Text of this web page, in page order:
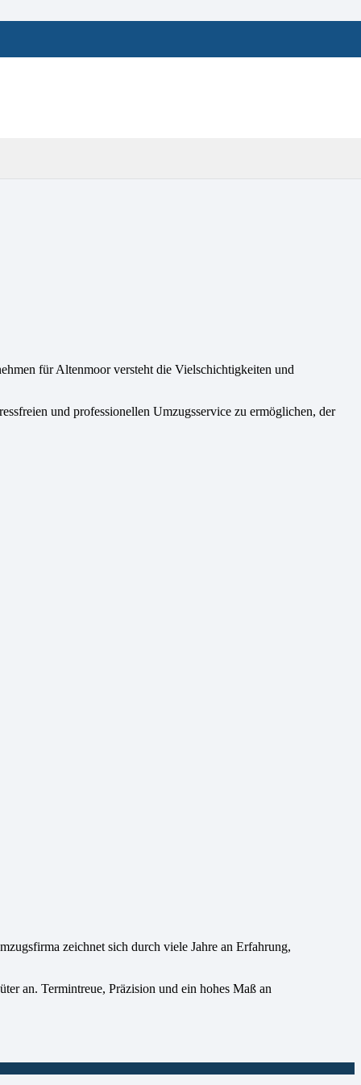
für Altenmoor versteht die Vielschichtigkeiten und
und professionellen Umzugsservice zu ermöglichen, der
zeichnet sich durch viele Jahre an Erfahrung,
an. Termintreue, Präzision und ein hohes Maß an